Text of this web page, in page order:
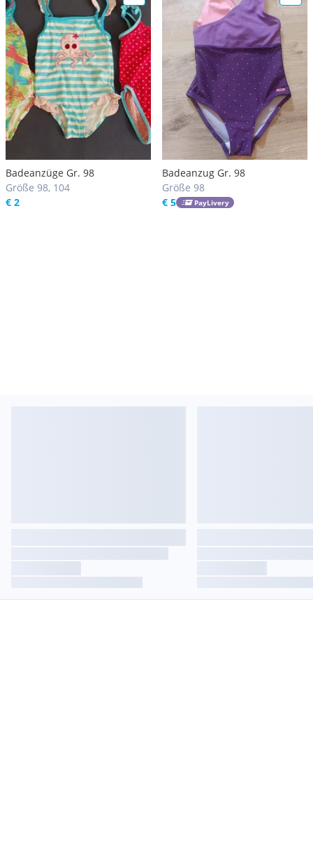
Badeanzüge Gr. 98
Größe 98, 104
€ 2
Badeanzug Gr. 98
Größe 98
€ 5
PayLivery